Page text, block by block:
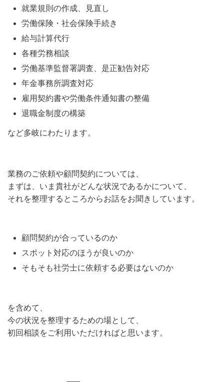
就業規則の作成、見直し
労働保険・社会保険手続き
給与計算代行
各種労務相談
労働基準監督署調査、是正勧告対応
年金事務所調査対応
雇用契約書や労働条件通知書の整備
退職金制度の構築
​など多岐にわたります。
業務のご依頼や顧問契約については、
まずは、いま貴社がどんな状況であるかについて、
それを整理するところからお話をお聞きしています。
顧問契約が合っているのか
スポット対応のほうが良いのか
そもそも社労士に依頼する必要はないのか
を含めて、
今の状況を整理するための場として、
初回相談をご利用いただければと思います。